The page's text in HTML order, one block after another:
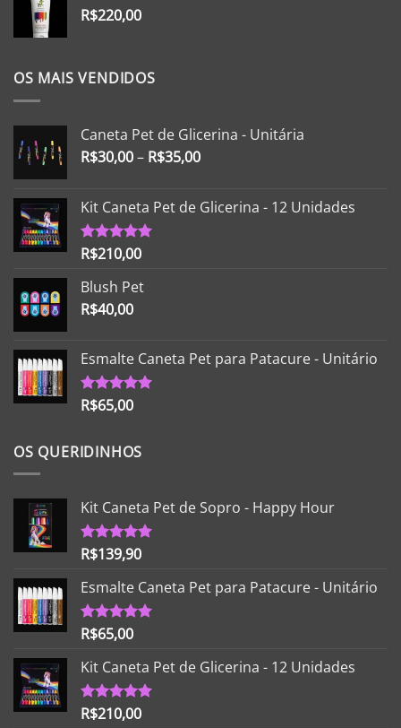
R$220,00
OS MAIS VENDIDOS
Caneta Pet de Glicerina - Unitária
R$30,00– R$35,00
Kit Caneta Pet de Glicerina - 12 Unidades
Avaliação
R$210,00
Blush Pet
R$40,00
Esmalte Caneta Pet para Patacure - Unitário
Avaliação
R$65,00
OS QUERIDINHOS
Kit Caneta Pet de Sopro - Happy Hour
Avaliação
R$139,90
Esmalte Caneta Pet para Patacure - Unitário
Avaliação
R$65,00
Kit Caneta Pet de Glicerina - 12 Unidades
Avaliação
R$210,00